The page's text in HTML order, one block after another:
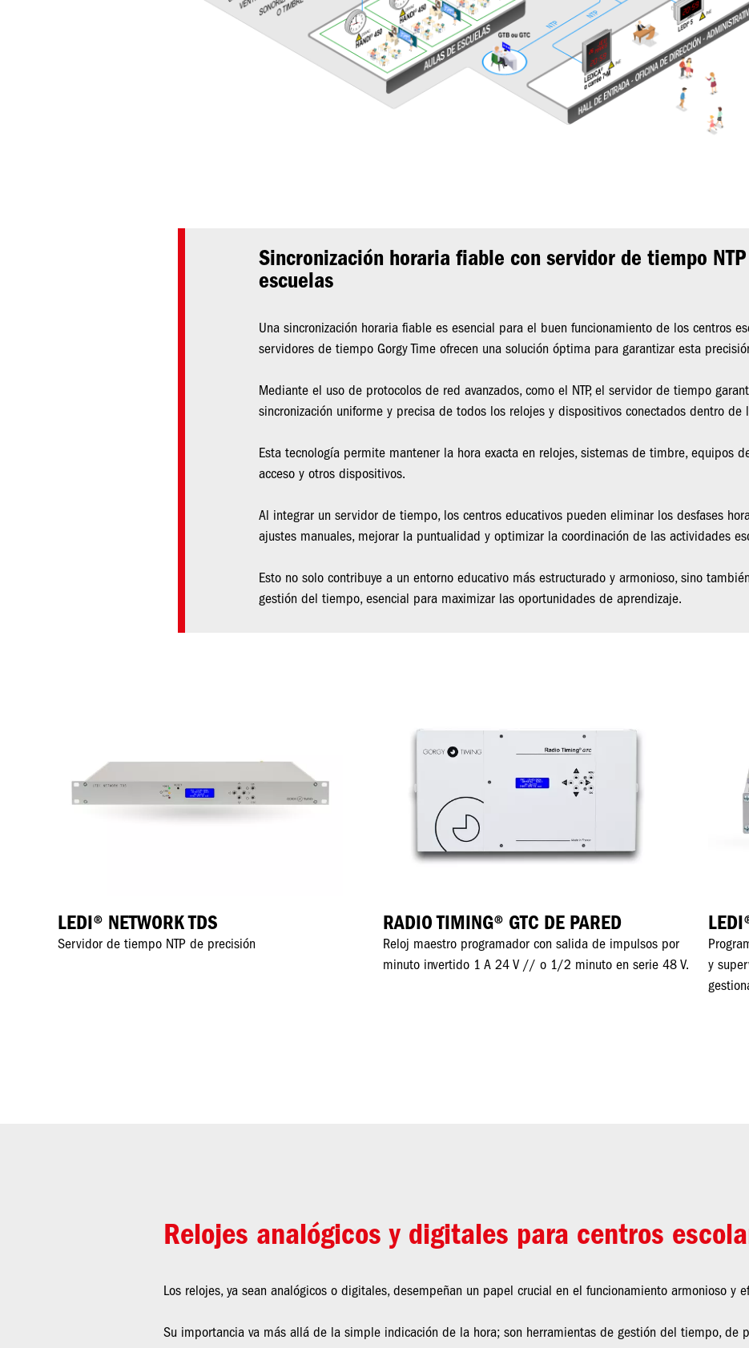
Sincronización horaria fiable con servidor de tiempo
escuelas
Una sincronización horaria fiable es esencial para el buen funcionamiento de los centros
servidores de tiempo Gorgy Time ofrecen una solución óptima para garantizar esta
Mediante el uso de protocolos de red avanzados, como el NTP, el servidor de tiempo
sincronización uniforme y precisa de todos los relojes y dispositivos conectados dentro de
Esta tecnología permite mantener la hora exacta en relojes, sistemas de timbre, equipos
acceso y otros dispositivos.
Al integrar un servidor de tiempo, los centros educativos pueden eliminar los desfases
ajustes manuales, mejorar la puntualidad y optimizar la coordinación de las actividades
Esto no solo contribuye a un entorno educativo más estructurado y armonioso, sino
gestión del tiempo, esencial para maximizar las oportunidades de aprendizaje.
LEDI® NETWORK TDS
Servidor de tiempo NTP de precisión
RADIO TIMING® GTC DE PARED
Reloj maestro programador con salida de impulsos por
minuto invertido 1 A 24 V // o 1/2 minuto en serie 48 V.
y
Relojes analógicos y digitales para centros
Los relojes, ya sean analógicos o digitales, desempeñan un papel crucial en el funcionamiento armonioso y
Su importancia va más allá de la simple indicación de la hora; son herramientas de gestión del tiempo, de